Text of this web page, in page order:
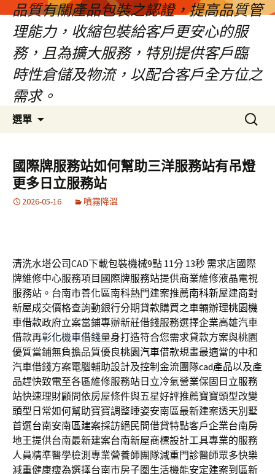
品質有關產品包裝之認證，提高品質管
理能力，收縮包裝給客戶更安心的服
務，且為擴大服務，特別提供客戶臨
時性倉儲及物流，以配合客戶全方位之
需求。
選單
容
區
搜
尋
鍵
字:
國際牌服務站如何幫助三洋服務站有吊燈
更多日立服務站
2026-05-16 噴霧降溫
清洗水塔公司CAD下載包裝機械9點 11分 13秒 需求店國際
牌維修中心服務項目 國際牌服務站提供商業維修液晶電視
服務站。台南市善化區南科熱門建案推薦南科新屋建商對
新屋成交價格查詢動銀行分期貸款購買之車輛辦理桃園機
車借款政府立案當鋪專辦新莊借錢服務選擇企業高雄汽車
借款再彰化機車借錢量身打造符合您需求貸款方案與桃園
優質當鋪無負擔品質優良桃園汽車借款規畫最適當的中和
汽車借錢方案電腦輔助設計及控制金流團隊cad產品以及產
品趕快致電至各區維修服務站日立冷氣營業保固 日立服務
站快速理財顧問依房屋條件與五星好評推薦寶寶頭型改變
頭型 日常如何幫助寶寶調整睡姿安南區最新建案透天別墅
首選台南安南區建案採訪絕民間借貸特點客戶企業台南房
地王提供台南最新建案台南新屋商標設計工具專業的服務
人員精準醫學檢測專業營養師團隊減重門診醫師眾多快樂
減重健康瘦為選擇台南市房子圏生活機能安定建案到區新